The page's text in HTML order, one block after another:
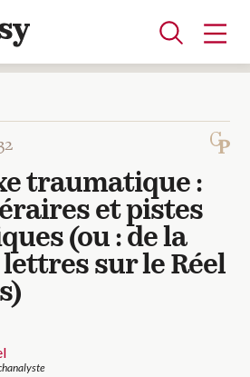
traumatique :
et pistes
(ou : de la
sur le Réel